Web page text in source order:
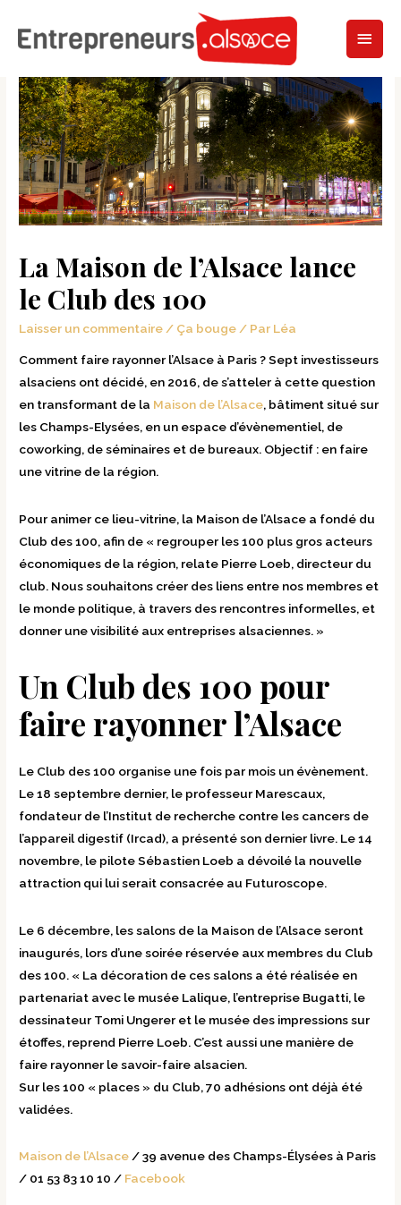
La Maison de l’Alsace lance
le Club des 100
Laisser un commentaire / Ça bouge / Par Léa
Comment faire rayonner l’Alsace à Paris ? Sept investisseurs
alsaciens ont décidé, en 2016, de s’atteler à cette question
en transformant de la Maison de l’Alsace, bâtiment situé sur
les Champs-Elysées, en un espace d’évènementiel, de
coworking, de séminaires et de bureaux. Objectif : en faire
une vitrine de la région.
Pour animer ce lieu-vitrine, la Maison de l’Alsace a fondé du
Club des 100, afin de « regrouper les 100 plus gros acteurs
économiques de la région, relate Pierre Loeb, directeur du
club. Nous souhaitons créer des liens entre nos membres et
le monde politique, à travers des rencontres informelles, et
donner une visibilité aux entreprises alsaciennes. »
Un Club des 100 pour
faire rayonner l’Alsace
Le Club des 100 organise une fois par mois un évènement.
Le 18 septembre dernier, le professeur Marescaux,
fondateur de l’Institut de recherche contre les cancers de
l’appareil digestif (Ircad), a présenté son dernier livre. Le 14
novembre, le pilote Sébastien Loeb a dévoilé la nouvelle
attraction qui lui serait consacrée au Futuroscope.
Le 6 décembre, les salons de la Maison de l’Alsace seront
inaugurés, lors d’une soirée réservée aux membres du Club
des 100. « La décoration de ces salons a été réalisée en
partenariat avec le musée Lalique, l’entreprise Bugatti, le
dessinateur Tomi Ungerer et le musée des impressions sur
étoffes, reprend Pierre Loeb. C’est aussi une manière de
faire rayonner le savoir-faire alsacien.
Sur les 100 « places » du Club, 70 adhésions ont déjà été
validées.
Maison de l’Alsace/ 39 avenue des Champs-Élysées à Paris
/ 01 53 83 10 10 / Facebook